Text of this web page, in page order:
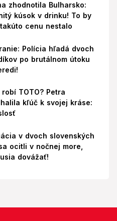
zhodnotila Bulharsko:
kúsok v drinku! To by
cenu nestalo
Polícia hľadá dvoch
po brutálnom útoku
TOTO? Petra
kľúč k svojej kráse:
v dvoch slovenských
ocitli v nočnej more,
dovážať!